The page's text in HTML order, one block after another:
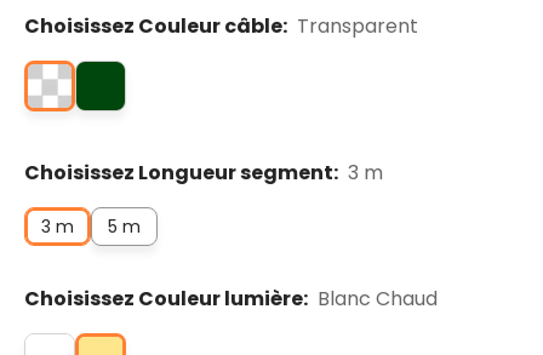
Choisissez Couleur câble: Transparent
Choisissez Longueur segment: 3 m
3 m 5 m
Choisissez Couleur lumière: Blanc Chaud